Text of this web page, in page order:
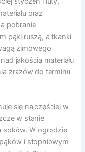
oraz
pobranie
pąki ruszą, a tkanki
zimowego
jakością materiału
zrazów do terminu
się najczęściej w
w stanie
soków. W ogrodzie
i stopniowym